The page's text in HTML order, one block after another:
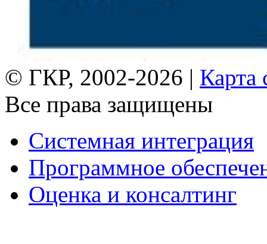
© ГКР, 2002-2026 | Карта
Все права защищены
Системная интеграция
Программное
Оценка и консалтинг